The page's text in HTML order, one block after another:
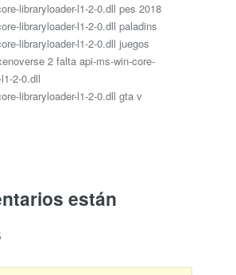
libraryloader-l1-2-0.dll pes 2018
libraryloader-l1-2-0.dll paladins
libraryloader-l1-2-0.dll juegos
2 falta api-ms-win-core-
2-0.dll
libraryloader-l1-2-0.dll gta v
están